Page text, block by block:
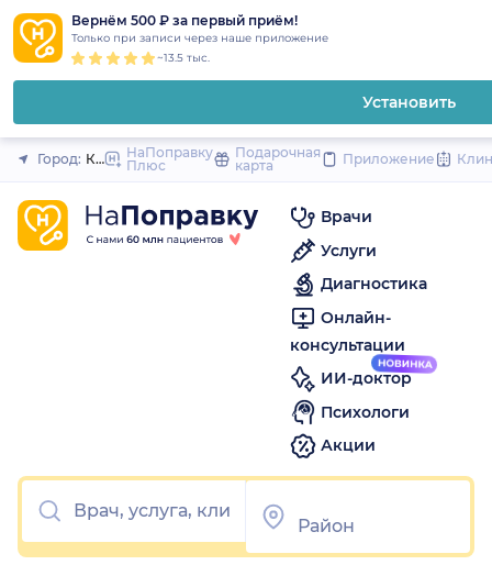
Вернём 500 ₽ за первый приём!
Только при записи через наше приложение
~13.5 тыс.
Установить
Закрыть
Город: КраснодарНаПоправку
Плюс
Подарочная
карта
Приложение
Врачи
Услуги
Диагностика
Онлайн-
консультации
ИИ-доктор
Психологи
Акции